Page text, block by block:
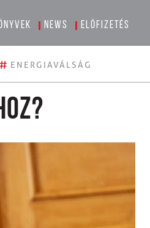
News Előfizetés
# ENERGIAVÁLSÁG